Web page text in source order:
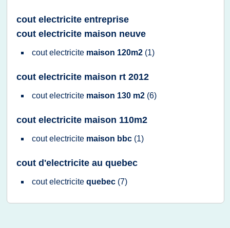
cout electricite entreprise
cout electricite maison neuve
cout electricite maison 120m2 (1)
cout electricite maison rt 2012
cout electricite maison 130 m2 (6)
cout electricite maison 110m2
cout electricite maison bbc (1)
cout d'electricite au quebec
cout electricite quebec (7)